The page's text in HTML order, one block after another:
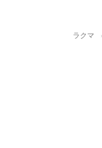
ラクマ